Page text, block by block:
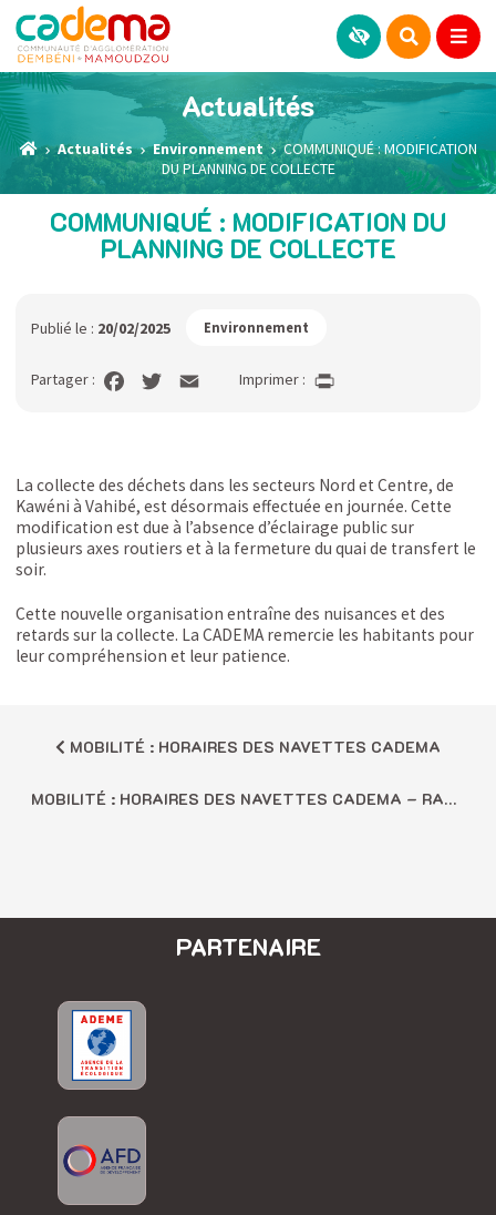
Actualités
Actualités Environnement
COMMUNIQUÉ : MODIFICATION
DU PLANNING DE COLLECTE
COMMUNIQUÉ : MODIFICATION DU
PLANNING DE COLLECTE
Publié le : 20/02/2025 Environnement
Partager : Imprimer :
La collecte des déchets dans les secteurs Nord et Centre, de
Kawéni à Vahibé, est désormais effectuée en journée. Cette
modification est due à l’absence d’éclairage public sur
plusieurs axes routiers et à la fermeture du quai de transfert le
soir.
Cette nouvelle organisation entraîne des nuisances et des
retards sur la collecte. La CADEMA remercie les habitants pour
leur compréhension et leur patience.
MOBILITÉ : HORAIRES DES NAVETTES CADEMA
MOBILITÉ : HORAIRES DES NAVETTES CADEMA – RAMADAN 2025
PARTENAIRE